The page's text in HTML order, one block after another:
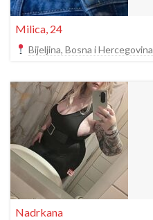
Milica, 24
Bijeljina, Bosna i Hercegovina
Nadrkana